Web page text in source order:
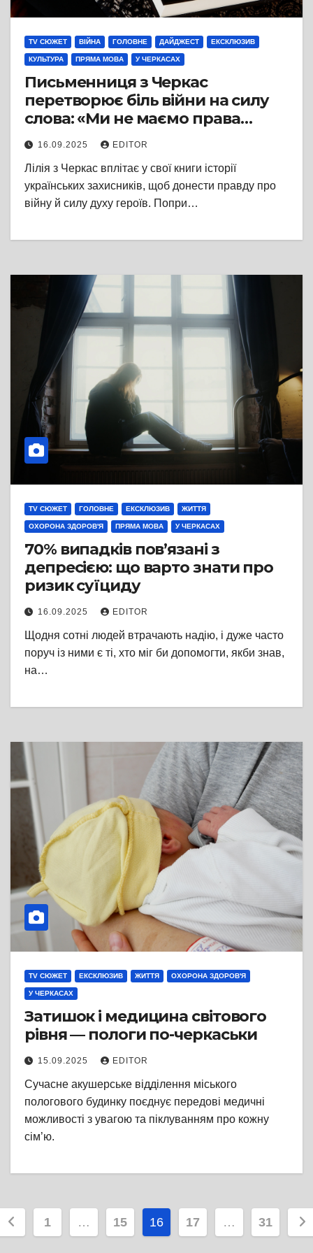
TV СЮЖЕТ ВІЙНА ГОЛОВНЕ ДАЙДЖЕСТ ЕКСКЛЮЗИВ
КУЛЬТУРА ПРЯМА МОВА У ЧЕРКАСАХ
Письменниця з Черкас
перетворює біль війни на силу
слова: «Ми не маємо права
забути героїв»
16.09.2025 EDITOR
Лілія з Черкас вплітає у свої книги історії
українських захисників, щоб донести правду про
війну й силу духу героїв. Попри…
TV СЮЖЕТ ГОЛОВНЕ ЕКСКЛЮЗИВ ЖИТТЯ
ОХОРОНА ЗДОРОВ'Я ПРЯМА МОВА У ЧЕРКАСАХ
70% випадків пов’язані з
депресією: що варто знати про
ризик суїциду
16.09.2025 EDITOR
Щодня сотні людей втрачають надію, і дуже часто
поруч із ними є ті, хто міг би допомогти, якби знав,
на…
TV СЮЖЕТ ЕКСКЛЮЗИВ ЖИТТЯ ОХОРОНА ЗДОРОВ'Я
У ЧЕРКАСАХ
Затишок і медицина світового
рівня — пологи по-черкаськи
15.09.2025 EDITOR
Сучасне акушерське відділення міського
пологового будинку поєднує передові медичні
можливості з увагою та піклуванням про кожну
сім’ю.
1 … 15 16 17 … 31